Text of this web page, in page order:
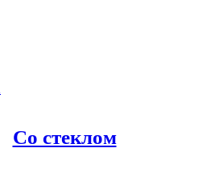
Со стеклом